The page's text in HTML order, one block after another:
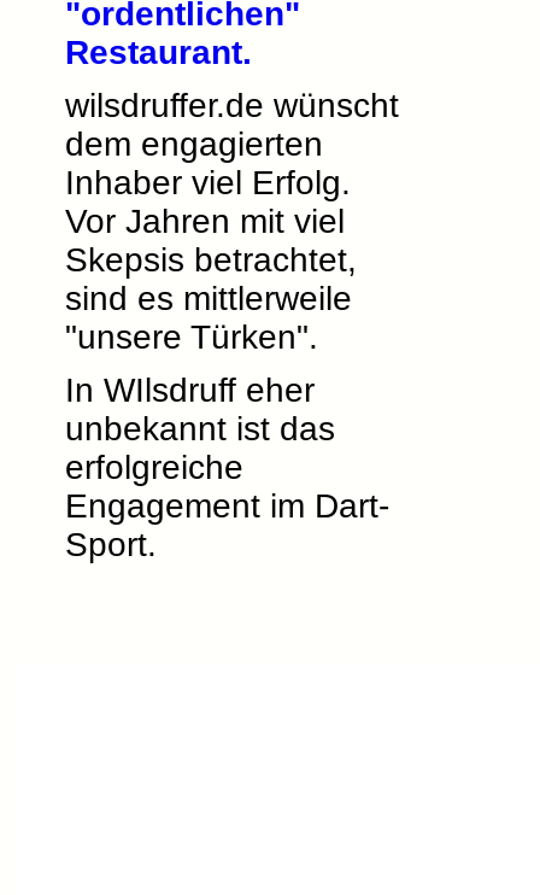
"ordentlichen"
Restaurant.
wilsdruffer.de wünscht
dem engagierten
Inhaber viel Erfolg.
Vor Jahren mit viel
Skepsis betrachtet,
sind es mittlerweile
"unsere Türken".
In WIlsdruff eher
unbekannt ist das
erfolgreiche
Engagement im Dart-
Sport.